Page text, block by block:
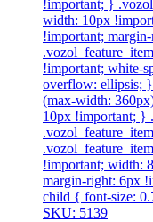
!important; }
width: 10px
!important;
!important; white-
overflow: ellipsis;
(max-width:
10px !important; }
!important; width:
margin-right: 6px
child { font-size:
SKU: 5139